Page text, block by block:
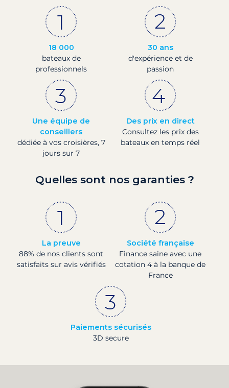
18 000
bateaux de
professionnels
30 ans
d'expérience et de
passion
Une équipe de
conseillers
dédiée à vos croisières, 7
jours sur 7
Des prix en direct
Consultez les prix des
bateaux en temps réel
Quelles sont nos garanties ?
La preuve
88% de nos clients sont
satisfaits sur avis vérifiés
Société française
Finance saine avec une
cotation 4 à la banque de
France
Paiements sécurisés
3D secure